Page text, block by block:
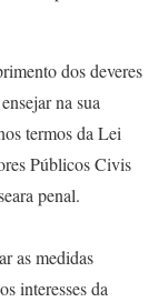
dos deveres
na sua
termos da Lei
Públicos Civis
penal.
as medidas
interesses da